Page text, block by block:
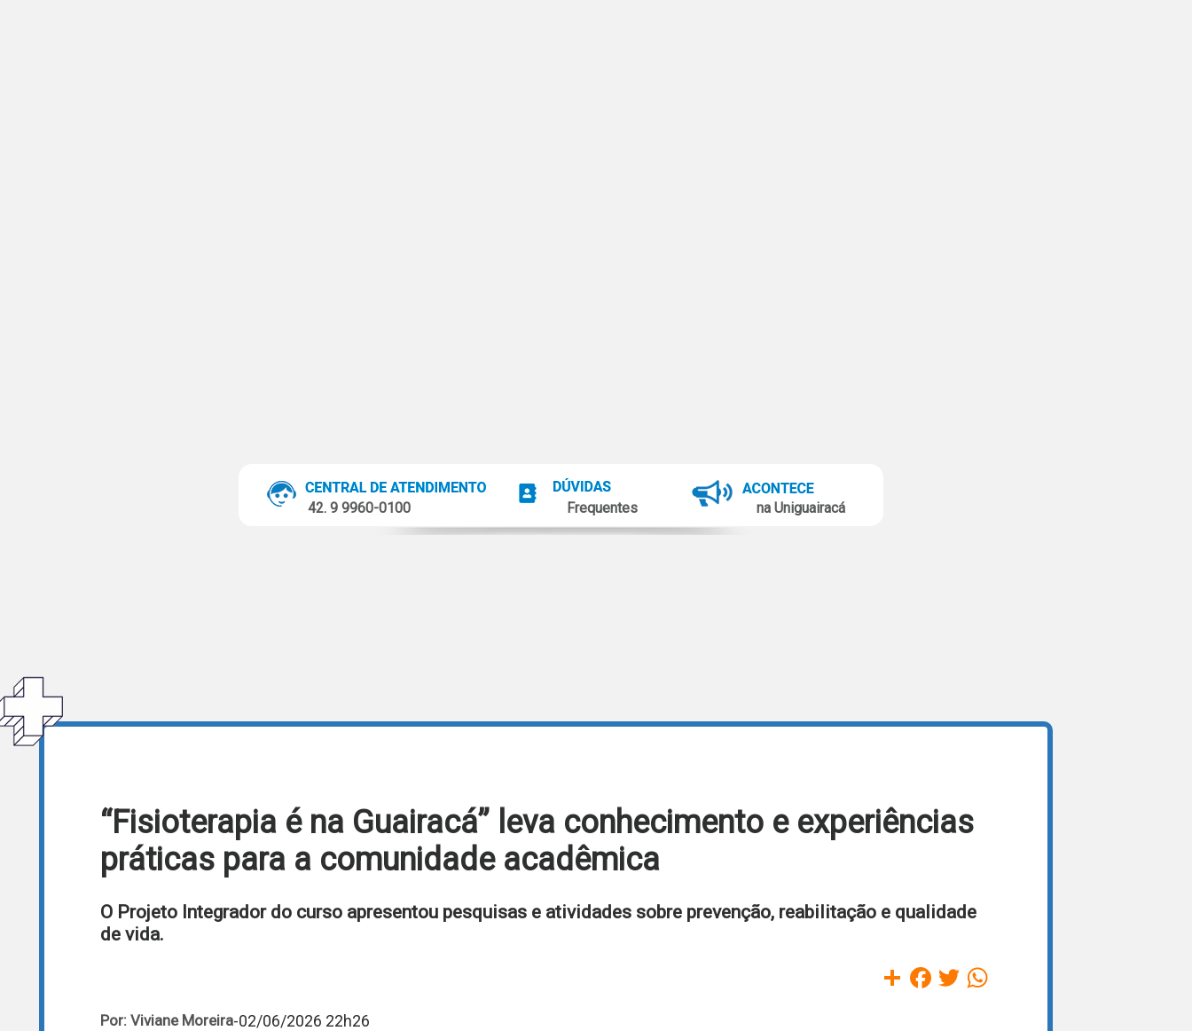
42. 9 9960-0100 Frequentes na Uniguairacá
“Fisioterapia é na Guairacá” leva conhecimento e experiências
práticas para a comunidade acadêmica
O Projeto Integrador do curso apresentou pesquisas e atividades sobre prevenção, reabilitação e qualidade
de vida.
Compartilhar
Facebook
Twitter
Por: Viviane Moreira-02/06/2026 22h26